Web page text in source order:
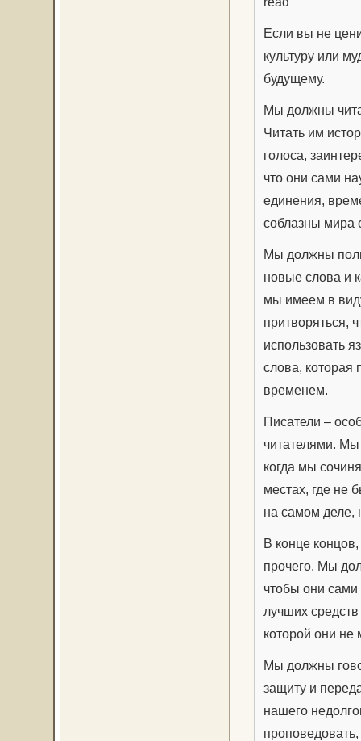
Если вы не
культуру или
будущему.
Мы должны
Читать им
голоса,
что они сами
единения,
соблазны мира
Мы должны
новые слова и
мы имеем в
притворяться,
использовать
слова, которая
временем.
Писатели –
читателями.
когда мы
местах, где не
на самом деле,
В конце
прочего. Мы
чтобы они сами
лучших средств
которой они не
Мы должны
защиту и
нашего
проповедовать,